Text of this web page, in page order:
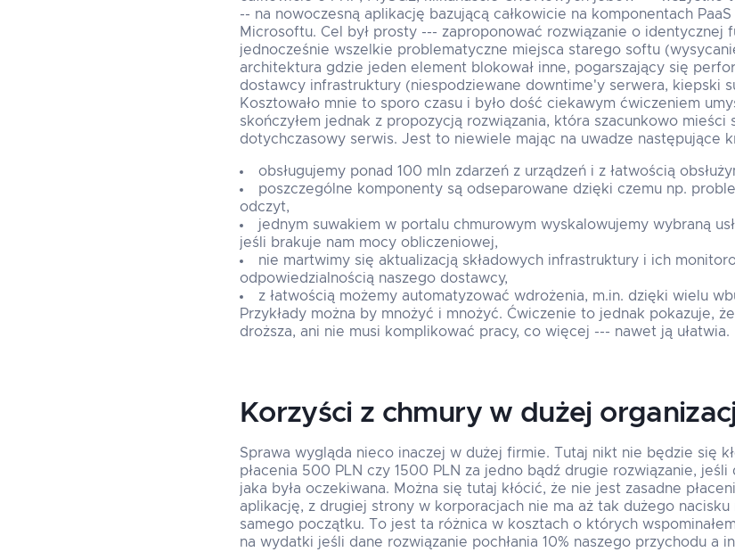
-- na nowoczesną aplikację bazującą całkowicie na komponentach
Microsoftu. Cel był prosty --- zaproponować rozwiązanie o identycznej
jednocześnie wszelkie problematyczne miejsca starego softu
architektura gdzie jeden element blokował inne, pogarszający się
dostawcy infrastruktury (niespodziewane downtime'y serwera, kiepski
Kosztowało mnie to sporo czasu i było dość ciekawym ćwiczeniem
skończyłem jednak z propozycją rozwiązania, która szacunkowo
dotychczasowy serwis. Jest to niewiele mając na uwadze następujące
obsługujemy ponad 100 mln zdarzeń z urządzeń i z łatwością
poszczególne komponenty są odseparowane dzięki czemu np.
odczyt,
jednym suwakiem w portalu chmurowym wyskalowujemy wybraną
jeśli brakuje nam mocy obliczeniowej,
nie martwimy się aktualizacją składowych infrastruktury i ich
odpowiedzialnością naszego dostawcy,
z łatwością możemy automatyzować wdrożenia, m.in. dzięki wielu
Przykłady można by mnożyć i mnożyć. Ćwiczenie to jednak pokazuje,
droższa, ani nie musi komplikować pracy, co więcej --- nawet ją ułatwia.
Korzyści z chmury w dużej
Sprawa wygląda nieco inaczej w dużej firmie. Tutaj nikt nie będzie się
płacenia 500 PLN czy 1500 PLN za jedno bądź drugie rozwiązanie,
jaka była oczekiwana. Można się tutaj kłócić, że nie jest zasadne
aplikację, z drugiej strony w korporacjach nie ma aż tak dużego
samego początku. To jest ta różnica w kosztach o których
na wydatki jeśli dane rozwiązanie pochłania 10% naszego przychodu a